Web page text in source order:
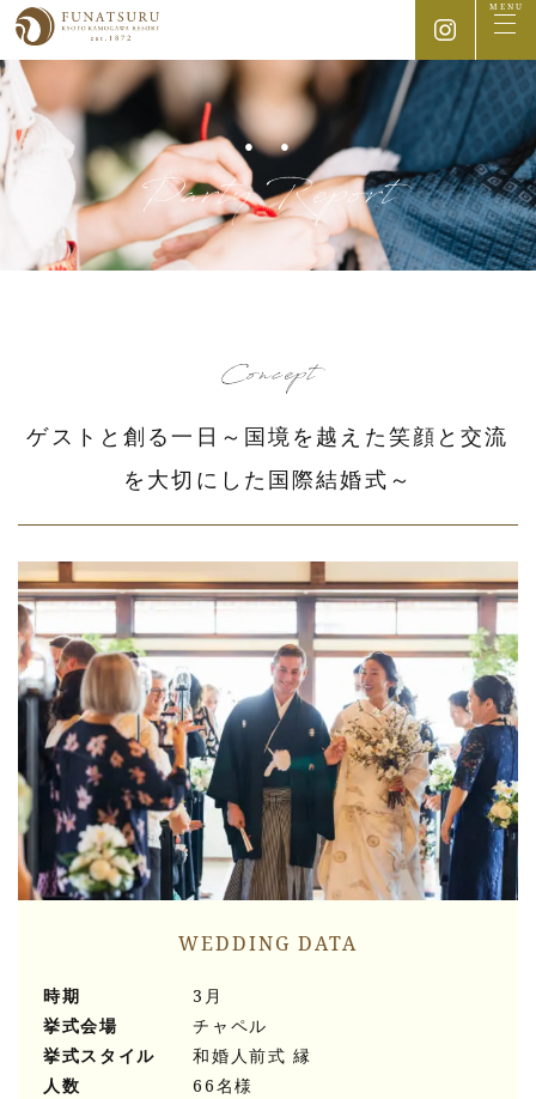
MENU
Party Report
Concept
ゲストと創る一日～国境を越えた笑顔と交流
を大切にした国際結婚式～
WEDDING DATA
時期
3月
挙式会場
チャペル
挙式スタイル
和婚人前式 縁
人数
66名様